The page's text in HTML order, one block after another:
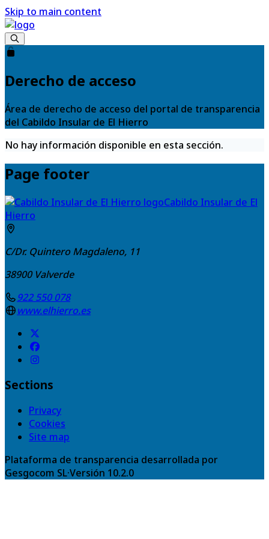
Skip to main content
Derecho de acceso
Área de derecho de acceso del portal de transparencia
del Cabildo Insular de El Hierro
No hay información disponible en esta sección.
Page footer
Cabildo Insular de El
Hierro
C/Dr. Quintero Magdaleno, 11
38900 Valverde
922 550 078
www.elhierro.es
Sections
Privacy
Cookies
Site map
Plataforma de transparencia desarrollada por
Gesgocom SL·Versión 10.2.0